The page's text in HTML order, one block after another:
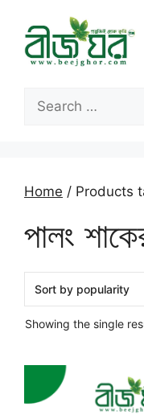
content
for:
Home / Products
পালং
Showing the single